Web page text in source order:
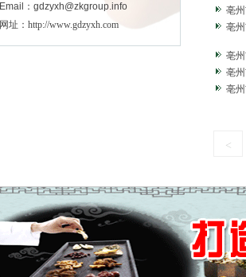
Email：gdzyxh@zkgroup.info
网址： http://www.gdzyxh.com
亳
亳
亳
亳
亳
<